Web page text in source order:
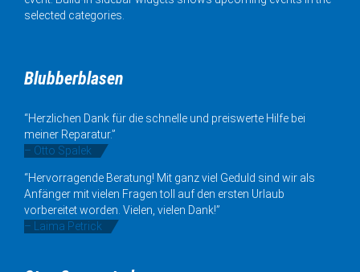
selected categories.
Blubberblasen
“Herzlichen Dank für die schnelle und preiswerte Hilfe bei
meiner Reparatur.”
– Otto Spalek
“Hervorragende Beratung! Mit ganz viel Geduld sind wir als
Anfänger mit vielen Fragen toll auf den ersten Urlaub
vorbereitet worden. Vielen, vielen Dank!”
– Laima Petrick